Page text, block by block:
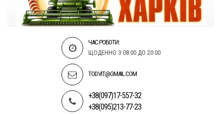
ЧАС РОБОТИ:
ЩОДЕННО З 08:00 ДО 20:00
TOD.VIT@GMAIL.COM
+38(097)17-557-32
+38(095)213-77-23